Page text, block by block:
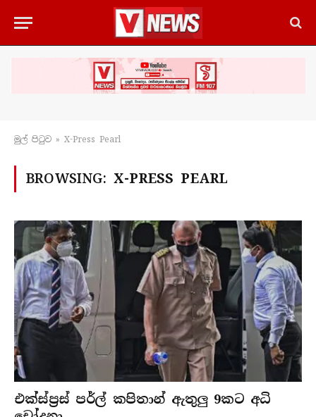
මුල් පිටු​ව » X-Press Pearl
BROWSING: X-PRESS PEARL
එක්ස්ප්‍රස් පර්ල් කපිතාන් ඇතුලු 9කට අධි